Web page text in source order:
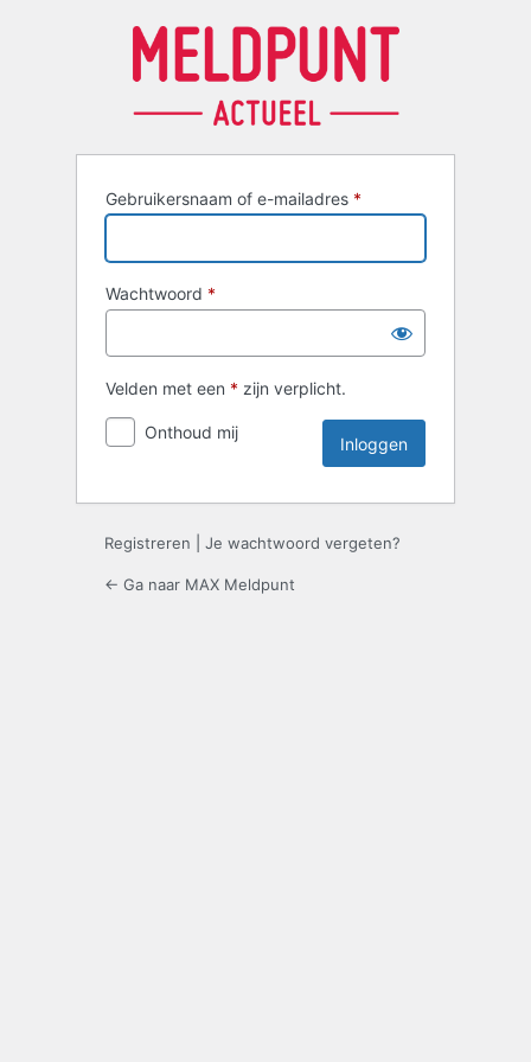
Gebruikersnaam of e-mailadres *
Wachtwoord *
Velden met een * zijn verplicht.
Onthoud mij
Registreren Je wachtwoord vergeten?
← Ga naar MAX Meldpunt